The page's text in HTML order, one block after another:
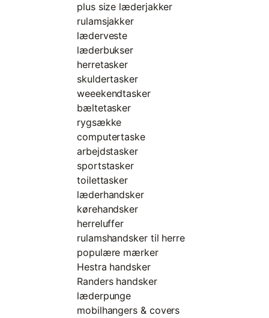
plus size læderjakker
rulamsjakker
læderveste
læderbukser
herretasker
skuldertasker
weeekendtasker
bæltetasker
rygsække
computertaske
arbejdstasker
sportstasker
toilettasker
læderhandsker
kørehandsker
herreluffer
rulamshandsker til herre
populære mærker
Hestra handsker
Randers handsker
læderpunge
mobilhangers & covers